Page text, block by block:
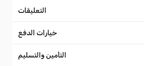
التعليقات
خيارات الدفع
التأمين والتسليم